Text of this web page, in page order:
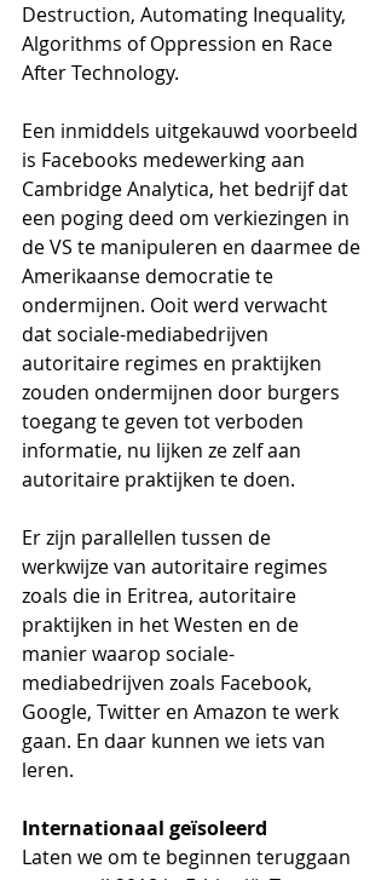
Destruction, Automating Inequality,
Algorithms of Oppression en Race
After Technology.
Een inmiddels uitgekauwd voorbeeld
is Facebooks medewerking aan
Cambridge Analytica, het bedrijf dat
een poging deed om verkiezingen in
de VS te manipuleren en daarmee de
Amerikaanse democratie te
ondermijnen. Ooit werd verwacht
dat sociale-mediabedrijven
autoritaire regimes en praktijken
zouden ondermijnen door burgers
toegang te geven tot verboden
informatie, nu lijken ze zelf aan
autoritaire praktijken te doen.
Er zijn parallellen tussen de
werkwijze van autoritaire regimes
zoals die in Eritrea, autoritaire
praktijken in het Westen en de
manier waarop sociale-
mediabedrijven zoals Facebook,
Google, Twitter en Amazon te werk
gaan. En daar kunnen we iets van
leren.
Internationaal geïsoleerd
Laten we om te beginnen teruggaan